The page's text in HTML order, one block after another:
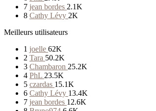
7 jean bordes 2.1K
8 Cathy Lévy 2K
Meilleurs utilisateurs
1 joelle 62K
2 Tara 50.2K
3 Chambaron 25.2K
4 PhL 23.5K
5 czardas 15.1K
6 Cathy Lévy 13.4K
7 jean bordes 12.6K